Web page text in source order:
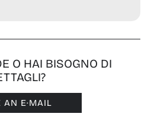
O HAI BISOGNO DI
E·MAIL